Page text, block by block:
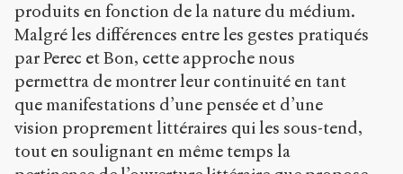
produits en fonction de la nature du médium.
Malgré les différences entre les gestes pratiqués
par Perec et Bon, cette approche nous
permettra de montrer leur continuité en tant
que manifestations d’une pensée et d’une
vision proprement littéraires qui les sous-tend,
tout en soulignant en même temps la